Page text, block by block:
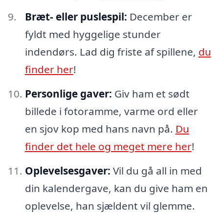
Bræt- eller puslespil: December er
fyldt med hyggelige stunder
indendørs. Lad dig friste af spillene, du
finder her!
Personlige gaver: Giv ham et sødt
billede i fotoramme, varme ord eller
en sjov kop med hans navn på. Du
finder det hele og meget mere her!
Oplevelsesgaver: Vil du gå all in med
din kalendergave, kan du give ham en
oplevelse, han sjældent vil glemme.